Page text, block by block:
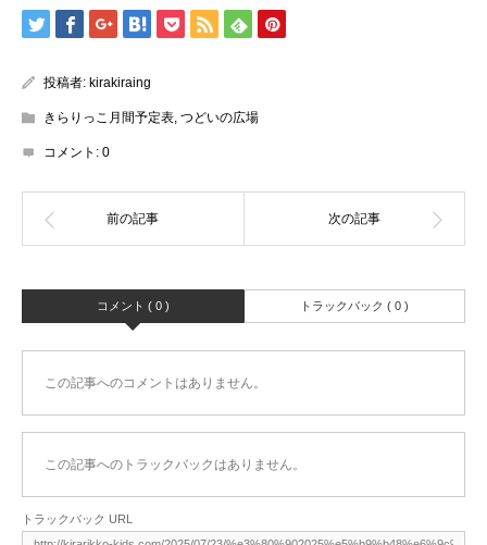
投稿者: kirakiraing
きらりっこ月間予定表 つどいの広場
コメント: 0
コメント ( 0 ) トラックバック ( 0 )
この記事へのコメントはありません。
この記事へのトラックバックはありません。
トラックバック URL